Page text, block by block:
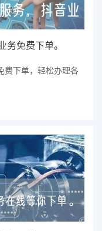
免费下单。
费下单，轻松办理各